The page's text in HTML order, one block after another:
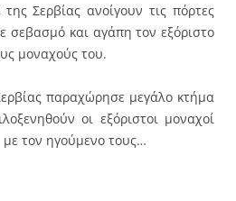
της Σερβίας ανοίγουν τις πόρτες
σεβασμό και αγάπη τον εξόριστο
μοναχούς του.
παραχώρησε μεγάλο κτήμα
οι εξόριστοι μοναχοί
τον ηγούμενο τους…